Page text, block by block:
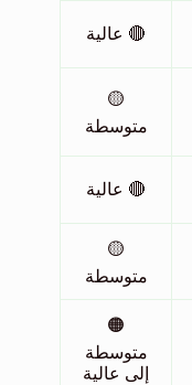
🔴 عالية
🟡
متوسطة
🔴 عالية
🟡
متوسطة
🟠
متوسطة
إلى عالية